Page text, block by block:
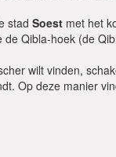
stad Soest met het
Qibla-hoek (de
wilt vinden,
Op deze manier